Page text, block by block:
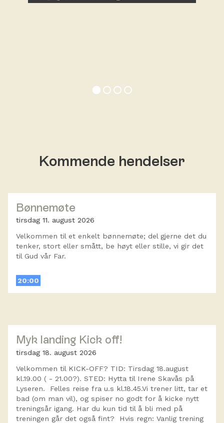
Kommende hendelser
Bønnemøte
tirsdag 11. august 2026
Velkommen til et enkelt bønnemøte; del gjerne det du
tenker, stort eller smått, be høyt eller stille, vi gir det
til Gud vår Far.
20:00
Myk landing Kick off!
tirsdag 18. august 2026
Velkommen til KICK-OFF? TID: Tirsdag 18.august
kl.19.00 ( - 21.00?). STED: Hytta til Irene Skavås på
Lyseren. Felles reise fra u.s kl.18.45.Vi trener litt, tar et
bad (om man vil), og spiser no godt for å kicke nytt
treningsår igang. Har du kun tid til å bli med på
treningen går det også fint? Hvis regn: Vanlig trening